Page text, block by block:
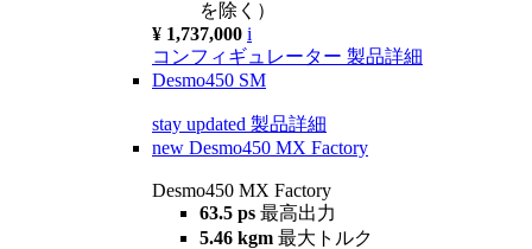
を除く）
¥ 1,737,000 i
コンフィギュレーター 製品詳細
Desmo450 SM
stay updated 製品詳細
new Desmo450 MX Factory
Desmo450 MX Factory
63.5 ps 最高出力
5.46 kgm 最大トルク